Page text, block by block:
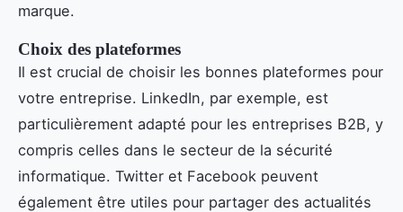
marque.
Choix des plateformes
Il est crucial de choisir les bonnes plateformes pour
votre entreprise. LinkedIn, par exemple, est
particulièrement adapté pour les entreprises B2B, y
compris celles dans le secteur de la sécurité
informatique. Twitter et Facebook peuvent
également être utiles pour partager des actualités